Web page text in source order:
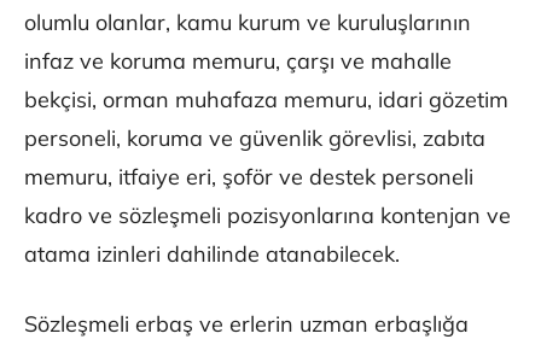
olumlu olanlar, kamu kurum ve kuruluşlarının
infaz ve koruma memuru, çarşı ve mahalle
bekçisi, orman muhafaza memuru, idari gözetim
personeli, koruma ve güvenlik görevlisi, zabıta
memuru, itfaiye eri, şoför ve destek personeli
kadro ve sözleşmeli pozisyonlarına kontenjan ve
atama izinleri dahilinde atanabilecek.
Sözleşmeli erbaş ve erlerin uzman erbaşlığa